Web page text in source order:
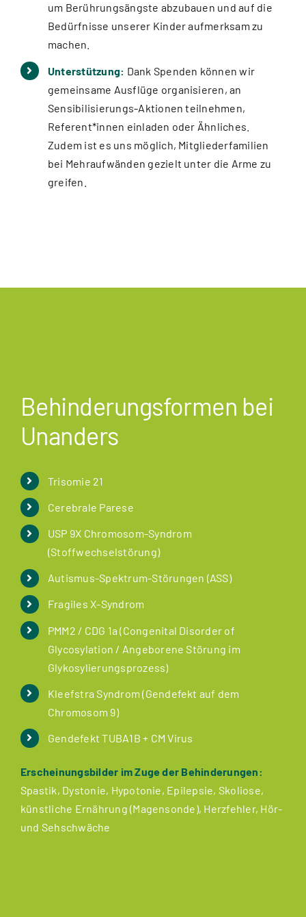
um Berührungsängste abzubauen und auf die
Bedürfnisse unserer Kinder aufmerksam zu
machen.
Unterstützung: Dank Spenden können wir
gemeinsame Ausflüge organisieren, an
Sensibilisierungs-Aktionen teilnehmen,
Referent*innen einladen oder Ähnliches.
Zudem ist es uns möglich, Mitgliederfamilien
bei Mehraufwänden gezielt unter die Arme zu
greifen.
Behinderungsformen bei
Unanders
Trisomie 21
Cerebrale Parese
USP 9X Chromosom-Syndrom
(Stoffwechselstörung)
Autismus-Spektrum-Störungen (ASS)
Fragiles X-Syndrom
PMM2 / CDG 1a (Congenital Disorder of
Glycosylation / Angeborene Störung im
Glykosylierungsprozess)
Kleefstra Syndrom (Gendefekt auf dem
Chromosom 9)
Gendefekt TUBA1B + CM Virus
Erscheinungsbilder im Zuge der Behinderungen:
Spastik, Dystonie, Hypotonie, Epilepsie, Skoliose,
künstliche Ernährung (Magensonde), Herzfehler, Hör-
und Sehschwäche